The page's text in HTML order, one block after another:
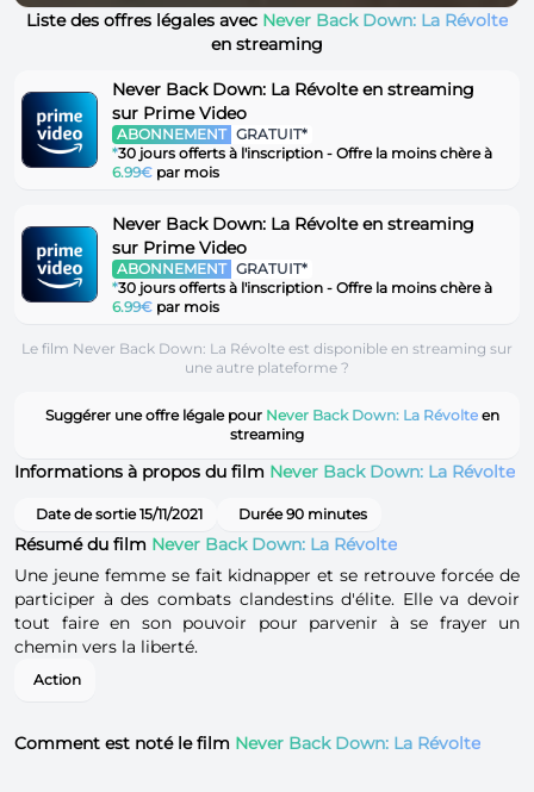
Liste des offres légales avec Never Back Down: La Révolte
en streaming
Never Back Down: La Révolte en streaming
sur Prime Video
ABONNEMENT GRATUIT*
*30 jours offerts à l'inscription - Offre la moins chère à
6.99€ par mois
Never Back Down: La Révolte en streaming
sur Prime Video
ABONNEMENT GRATUIT*
*30 jours offerts à l'inscription - Offre la moins chère à
6.99€ par mois
Le film Never Back Down: La Révolte est disponible en streaming sur
une autre plateforme ?
Suggérer une offre légale pour Never Back Down: La Révolteen
streaming
Informations à propos du film Never Back Down: La Révolte
Date de sortie 15/11/2021 Durée 90 minutes
Résumé du film Never Back Down: La Révolte
Une jeune femme se fait kidnapper et se retrouve forcée de
participer à des combats clandestins d'élite. Elle va devoir
tout faire en son pouvoir pour parvenir à se frayer un
chemin vers la liberté.
Action
Comment est noté le film Never Back Down: La Révolte